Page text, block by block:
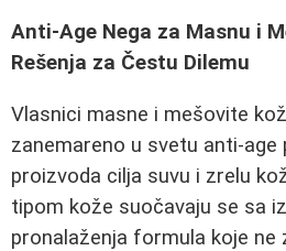
Anti-Age Nega za Masnu i
Rešenja za Čestu Dilemu
Vlasnici masne i mešovite
zanemareno u svetu anti-age
proizvoda cilja suvu i zrelu
tipom kože suočavaju se sa
pronalaženja formula koje ne